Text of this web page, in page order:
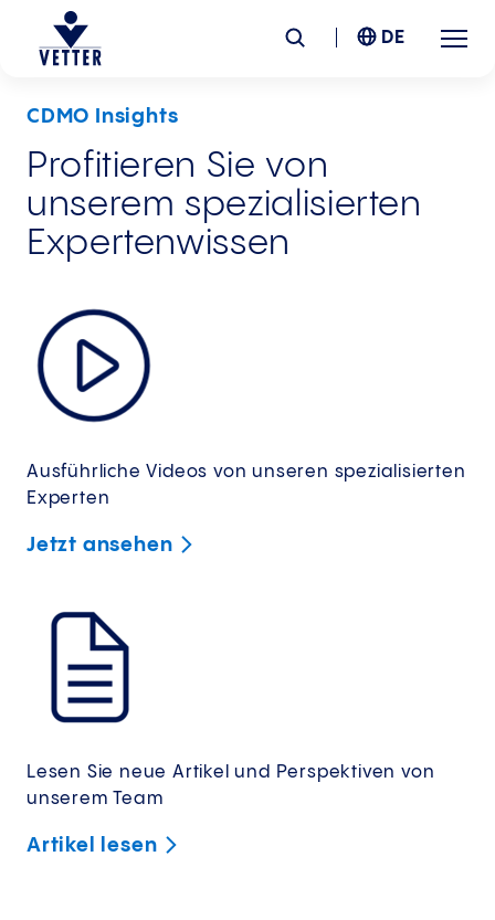
Verantwortung
Services
Standorte
News & Insights
Karriere
DE
CDMO Insights
Profitieren Sie von
unserem spezialisierten
Expertenwissen
Ausführliche Videos von unseren spezialisierten
Experten
Jetzt ansehen
Lesen Sie neue Artikel und Perspektiven von
unserem Team
Artikel lesen